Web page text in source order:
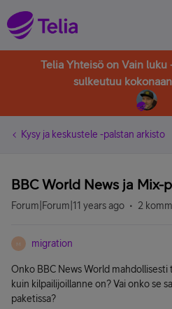
Telia Yhteisö on Vain luku
sulkeutuu
Kysy ja keskustele -palstan arkisto
BBC World News ja Mix-
Forum|Forum|11 years ago 2
M migration
Onko BBC News World mahdollisesti
kuin kilpailijoillanne on? Vai onko se
paketissa?